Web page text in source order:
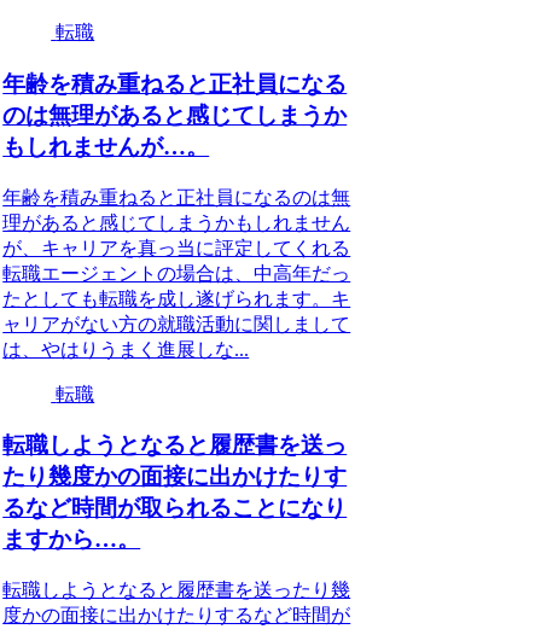
転職
年齢を積み重ねると正社員になる
のは無理があると感じてしまうか
もしれませんが…。
年齢を積み重ねると正社員になるのは無
理があると感じてしまうかもしれません
が、キャリアを真っ当に評定してくれる
転職エージェントの場合は、中高年だっ
たとしても転職を成し遂げられます。キ
ャリアがない方の就職活動に関しまして
は、やはりうまく進展しな...
転職
転職しようとなると履歴書を送っ
たり幾度かの面接に出かけたりす
るなど時間が取られることになり
ますから…。
転職しようとなると履歴書を送ったり幾
度かの面接に出かけたりするなど時間が